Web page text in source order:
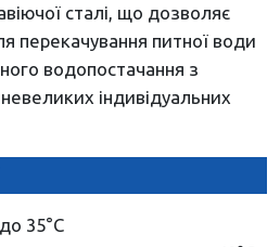
сталі, що дозволяє
перекачування питної води
водопостачання з
індивідуальних
35°С